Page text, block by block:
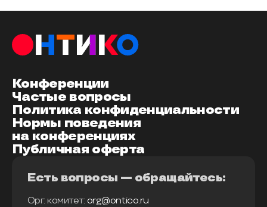
Конференции
Частые вопросы
Политика конфиденциальности
Нормы поведения
на конференциях
Публичная оферта
Есть вопросы — обращайтесь:
Орг. комитет: org@ontico.ru